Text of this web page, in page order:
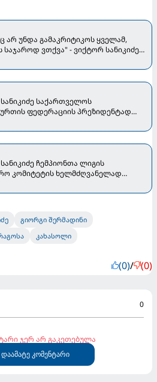
არ უნდა გამაკრიტიკოს ყველამ,
საჯაროდ ვთქვა" - ვიქტორ სანიკიძემ
საქართველოს
ფედერაციის პრეზიდენტად
ჩემპიონთა ლიგის
კომიტეტის ხელმძღვანელად
გიორგი შერმადინი
კახასოლი
(0)/ (0)
0
ჯერ არ გაკეთებულა
დაამატე კომენტარი